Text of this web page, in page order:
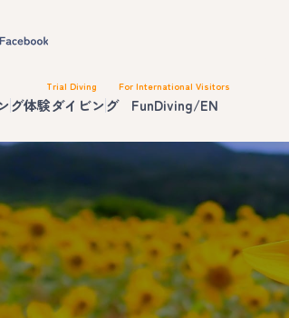
グ
Trial Diving
体験ダイビング
For International Visitors
FunDiving/EN